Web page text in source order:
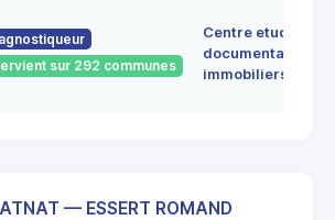
sur 292 communes
Centre etudes
documentation
immobiliers
— ESSERT ROMAND